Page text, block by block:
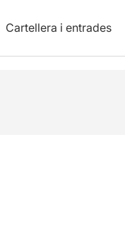
Cartellera i entrades